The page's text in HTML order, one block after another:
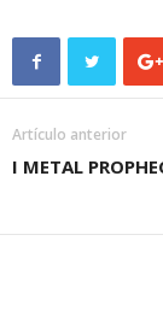
Artículo anterior
I METAL